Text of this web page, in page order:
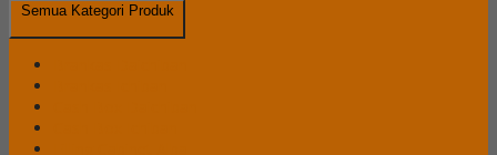
Semua Kategori Produk